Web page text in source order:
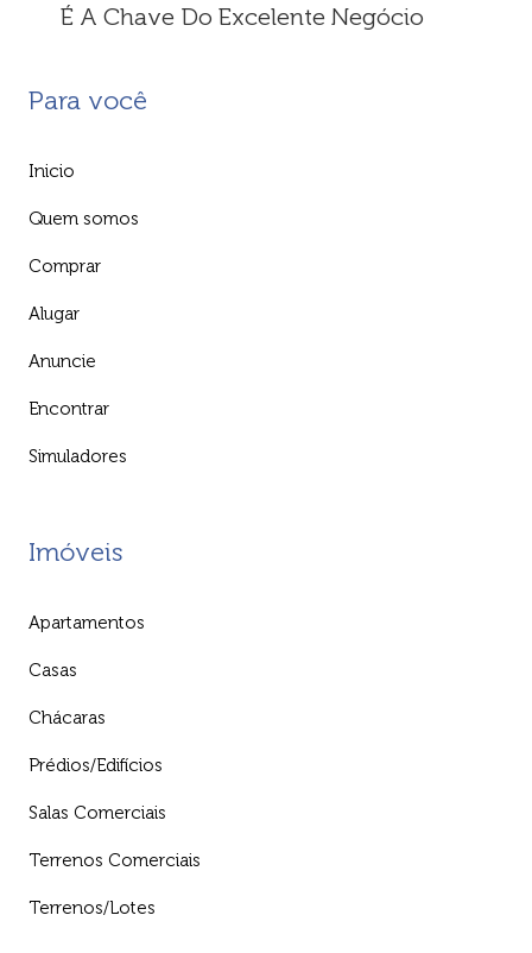
É A Chave Do Excelente Negócio
Para você
Inicio
Quem somos
Comprar
Alugar
Anuncie
Encontrar
Simuladores
Imóveis
Apartamentos
Casas
Chácaras
Prédios/Edifícios
Salas Comerciais
Terrenos Comerciais
Terrenos/Lotes